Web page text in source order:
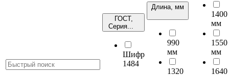
ГОСТ,
Серия...
Шифр
1484
Длина, мм
990
мм
1320
1400
мм
1550
мм
1640